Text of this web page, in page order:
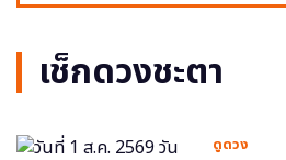
เช็กดวงชะตา
ดูดวง